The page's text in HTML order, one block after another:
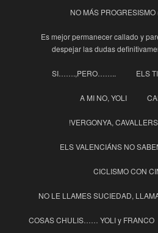
NO MÁS PROGRESISMO
Es mejor permanecer callado y
despejar las dudas
SI…….,PERO…….. ELS
A MI NO, YOLI
!VERGONYA,
ELS VALENCIÁNS NO
CICLISMO CON
NO LE LLAMES SUCIEDAD,
COSAS CHULIS…… YOLI y FRANCO